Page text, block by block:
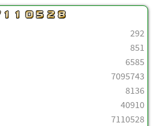
292
851
6585
7095743
8136
40910
7110528